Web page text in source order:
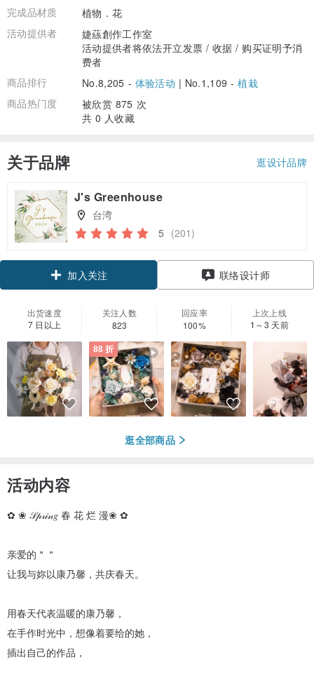
完成品材质
植物．花
活动提供者
婕蕬創作工作室
活动提供者将依法开立发票 / 收据 / 购买证明予消
费者
商品排行
No.8,205 - 体验活动 | No.1,109 -植栽
商品热门度
被欣赏 875 次
共 0 人收藏
关于品牌 逛设计品牌
J's Greenhouse
台湾
5 (201)
加入关注
联络设计师
出货速度
7 日以上
关注人数
823
回应率
100%
上次上线
1～3 天前
88 折
逛全部商品
活动内容
✿ ❀ 𝒮𝓅𝓇𝒾𝓃𝑔 春 花 烂 漫❀ ✿
亲爱的＂＂
让我与妳以康乃馨，共庆春天。
用春天代表温暖的康乃馨，
在手作时光中，想像着要给的她，
插出自己的作品，